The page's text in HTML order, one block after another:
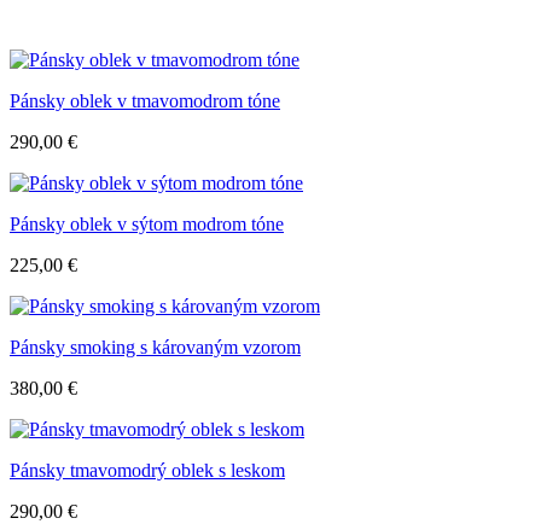
Pánsky oblek v tmavomodrom tóne
290,00 €
Pánsky oblek v sýtom modrom tóne
225,00 €
Pánsky smoking s károvaným vzorom
380,00 €
Pánsky tmavomodrý oblek s leskom
290,00 €